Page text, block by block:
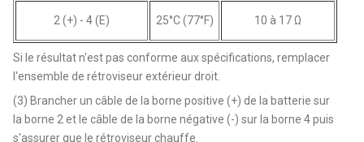
2 (+) - 4 (E) 25°C (77°F) 10 à 17 Ω
Si le résultat n'est pas conforme aux spécifications, remplacer
l'ensemble de rétroviseur extérieur droit.
(3) Brancher un câble de la borne positive (+) de la batterie sur
la borne 2 et le câble de la borne négative (-) sur la borne 4 puis
s'assurer que le rétroviseur chauffe.